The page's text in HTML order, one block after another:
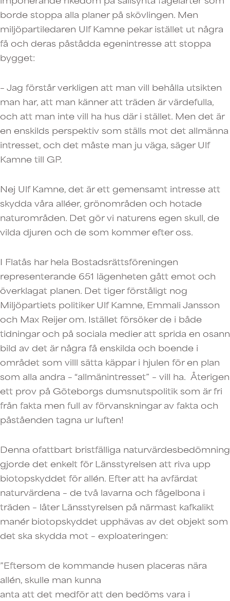
borde stoppa alla planer på skövlingen. Men
miljöpartiledaren Ulf Kamne pekar istället ut några
få och deras påstådda egenintresse att stoppa
bygget:
– Jag förstår verkligen att man vill behålla utsikten
man har, att man känner att träden är värdefulla,
och att man inte vill ha hus där i stället. Men det är
en enskilds perspektiv som ställs mot det allmänna
intresset, och det måste man ju väga, säger Ulf
Kamne till GP.
Nej Ulf Kamne, det är ett gemensamt intresse att
skydda våra alléer, grönområden och hotade
naturområden. Det gör vi naturens egen skull, de
vilda djuren och de som kommer efter oss.
I Flatås har hela Bostadsrättsföreningen
representerande 651 lägenheten gått emot och
överklagat planen. Det tiger förståligt nog
Miljöpartiets politiker Ulf Kamne, Emmali Jansson
och Max Reijer om. Istället försöker de i både
tidningar och på sociala medier att sprida en osann
bild av det är några få enskilda och boende i
området som villl sätta käppar i hjulen för en plan
som alla andra – “allmänintresset” – vill ha. Återigen
ett prov på Göteborgs dumsnutspolitik som är fri
från fakta men full av förvanskningar av fakta och
påståenden tagna ur luften!
Denna ofattbart bristfälliga naturvärdesbedömning
gjorde det enkelt för Länsstyrelsen att riva upp
biotopskyddet för allén. Efter att ha avfärdat
naturvärdena – de två lavarna och fågelbona i
träden – låter Länsstyrelsen på närmast kafkalikt
manér biotopskyddet upphävas av det objekt som
det ska skydda mot – exploateringen:
”Eftersom de kommande husen placeras nära
allén, skulle man kunna
anta att det medför att den bedöms vara i